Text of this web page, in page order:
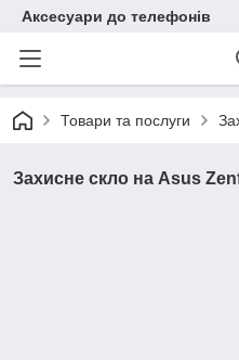
Аксесуари до телефонів
Товари та послуги
Захисне скло на Asus